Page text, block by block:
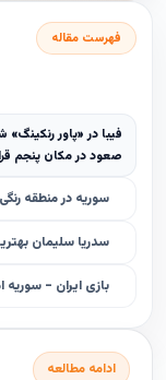
فهرست مقاله
فیبا در «پاور
صعود در مکان پنجم
سوریه در منطقه رنگی
سدریا سلیمان
بازی ایران - سوریه امروز از ساعت
ادامه مطالعه